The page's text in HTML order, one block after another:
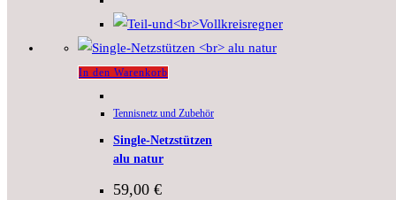
In den Warenkorb
Tennisnetz und Zubehör
Single-Netzstützen
alu natur
59,00 €